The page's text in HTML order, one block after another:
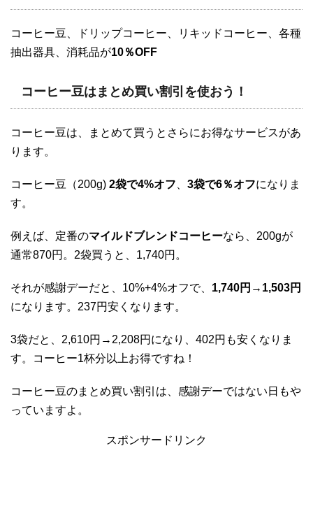
コーヒー豆、ドリップコーヒー、リキッドコーヒー、各種
抽出器具、消耗品が10％OFF
コーヒー豆はまとめ買い割引を使おう！
コーヒー豆は、まとめて買うとさらにお得なサービスがあ
ります。
コーヒー豆（200g) 2袋で4%オフ 3袋で6％オフになりま
す。
例えば、定番のマイルドブレンドコーヒーなら、200gが
通常870円。2袋買うと、1,740円。
それが感謝デーだと、10%+4%オフで、 1,740円→1,503円
になります。237円安くなります。
3袋だと、2,610円→2,208円になり、402円も安くなりま
す。コーヒー1杯分以上お得ですね！
コーヒー豆のまとめ買い割引は、感謝デーではない日もや
っていますよ。
スポンサードリンク